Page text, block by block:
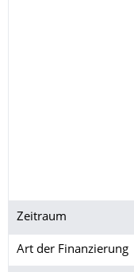
Zeitraum
Art der Finanzierung